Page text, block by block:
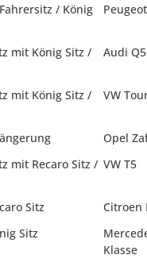
/ König
mit König Sitz /
Audi Q5
mit König Sitz /
VW
Opel
mit Recaro Sitz / VW T5
Sitz
Citroen
Sitz
Klasse